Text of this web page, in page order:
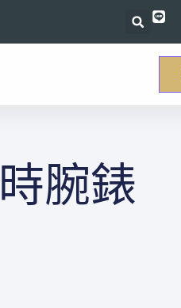
腕錶​